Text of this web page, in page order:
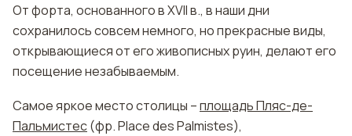
От форта, основанного в XVII в., в наши дни
сохранилось совсем немного, но прекрасные виды,
открывающиеся от его живописных руин, делают его
посещение незабываемым.
Самое яркое место столицы –площадь Пляс-де-
Пальмистес(фр. Place des Palmistes),